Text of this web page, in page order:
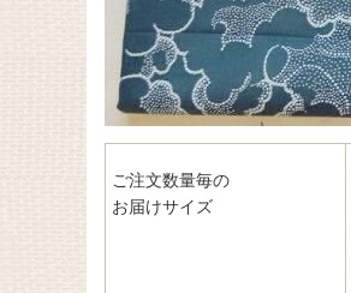
ご注文数量毎の
お届けサイズ